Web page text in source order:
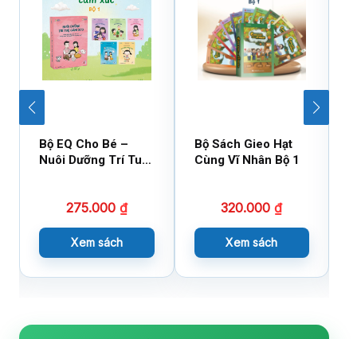
Bộ EQ Cho Bé –
Nuôi Dưỡng Trí Tuệ
275.000 ₫
Xem sách
Bộ Sách Gieo Hạt
Cùng Vĩ Nhân Bộ 1
320.000₫
Xem sách